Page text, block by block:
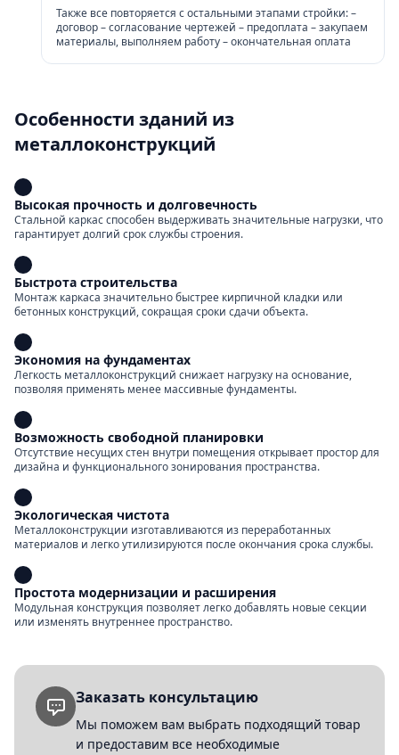
Также все повторяется с остальными этапами стройки: –
договор – согласование чертежей – предоплата – закупаем
материалы, выполняем работу – окончательная оплата
Особенности зданий из
металлоконструкций
Высокая прочность и долговечность
Стальной каркас способен выдерживать значительные нагрузки, что
гарантирует долгий срок службы строения.
Быстрота строительства
Монтаж каркаса значительно быстрее кирпичной кладки или
бетонных конструкций, сокращая сроки сдачи объекта.
Экономия на фундаментах
Легкость металлоконструкций снижает нагрузку на основание,
позволяя применять менее массивные фундаменты.
Возможность свободной планировки
Отсутствие несущих стен внутри помещения открывает простор для
дизайна и функционального зонирования пространства.
Экологическая чистота
Металлоконструкции изготавливаются из переработанных
материалов и легко утилизируются после окончания срока службы.
Простота модернизации и расширения
Модульная конструкция позволяет легко добавлять новые секции
или изменять внутреннее пространство.
Заказать консультацию
Мы поможем вам выбрать подходящий товар
и предоставим все необходимые